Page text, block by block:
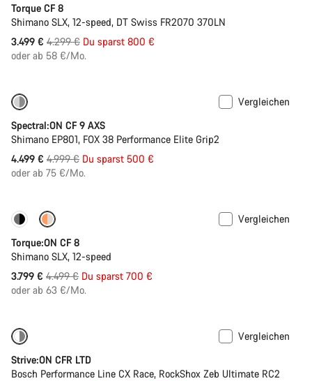
Torque CF 8
Shimano SLX, 12-speed, DT Swiss FR2070 370LN
3.499 € Ursprungspreis
4.299 € Du sparst 800 €
oder ab 58 €/Mo.
Vergleichen
Spectral:ON CF 9 AXS
Shimano EP801, FOX 38 Performance Elite Grip2
4.499 € Ursprungspreis
4.999 € Du sparst 500 €
oder ab 75 €/Mo.
-16%
Vergleichen
Torque:ON CF 8
Shimano SLX, 12-speed
3.799 € Ursprungspreis
4.499 € Du sparst 700 €
oder ab 63 €/Mo.
Vergleichen
Strive:ON CFR LTD
Bosch Performance Line CX Race, RockShox Zeb Ultimate RC2